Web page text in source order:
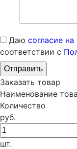
Даю согласие
соответствии с
Заказать товар
Наименование
Количество
руб.
шт.